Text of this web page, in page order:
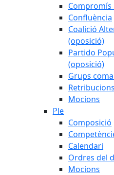
Confluència
Coalició
(oposició)
Partido
(oposició)
Grups
Retribucions
Mocions
Ple
Composició
Calendari
Ordres del
Mocions